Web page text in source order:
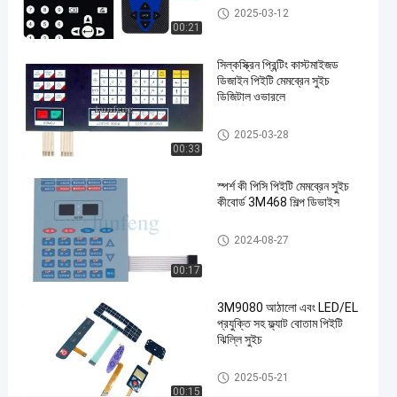
পিইটি
সুইচ
#
3M
467
স্পর্শকাতর
সুইচ
#
3M
00:21
পিইটি মেমব্রেন সুইচ
2025-03-12
00:33
সিল্কস্ক্রিন প্রিন্টিং কাস্টমাইজড
ডিজাইন পিইটি মেমব্রেন সুইচ
ডিজিটাল ওভারলে
পিইটি মেমব্রেন সুইচ
2025-03-28
00:17
স্পর্শ কী পিসি পিইটি মেমব্রেন সুইচ
কীবোর্ড 3M468 শিল্প ডিভাইস
পিইটি মেমব্রেন সুইচ
2024-08-27
00:15
3M9080 আঠালো এবং LED/EL
প্রযুক্তি সহ ফ্ল্যাট বোতাম পিইটি
ঝিল্লি সুইচ
পিইটি মেমব্রেন সুইচ
2025-05-21